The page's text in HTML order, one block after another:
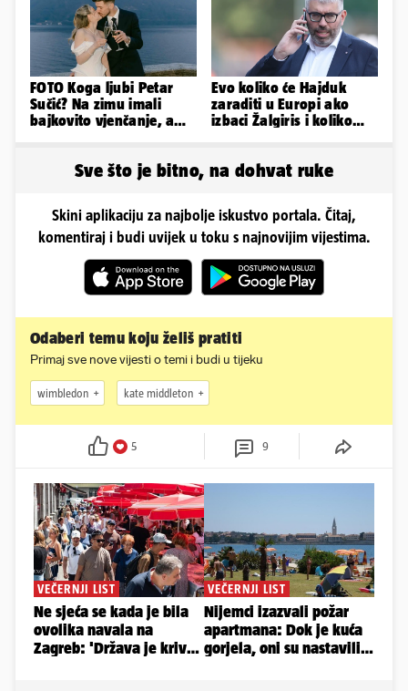
FOTO Koga ljubi Petar
Sučić? Na zimu imali
bajkovito vjenčanje, a
Evo koliko će Hajduk
zaraditi u Europi ako
izbaci Žalgiris i koliko
Sve što je bitno, na dohvat ruke
Skini aplikaciju za najbolje iskustvo portala. Čitaj,
komentiraj i budi uvijek u toku s najnovijim vijestima.
Odaberi temu koju želiš pratiti
Primaj sve nove vijesti o temi i budi u tijeku
wimbledon kate middleton
5 9